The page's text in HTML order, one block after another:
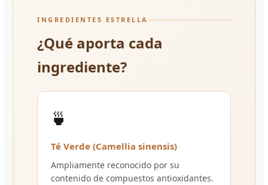
INGREDIENTES ESTRELLA
¿Qué aporta cada
ingrediente?
🍵
Té Verde (Camellia sinensis)
Ampliamente reconocido por su
contenido de compuestos antioxidantes.